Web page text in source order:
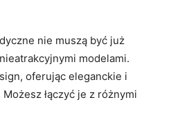
nie muszą być już
modelami.
oferując eleganckie i
łączyć je z różnymi